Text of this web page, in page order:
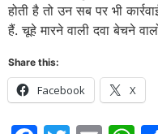
होती है तो उन सब पर भी
हैं. चूहे मारने वाली दवा बेचने वालों
Share this:
Facebook X